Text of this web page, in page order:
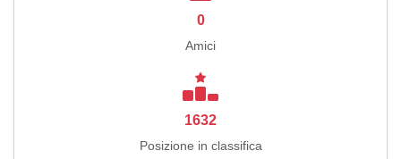
0
Amici
1632
Posizione in classifica